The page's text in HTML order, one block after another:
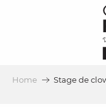
Home Stage de